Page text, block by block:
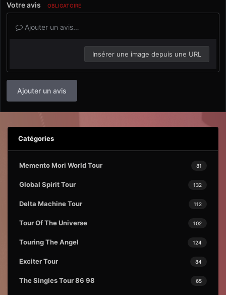
Votre avis OBLIGATOIRE
Ajouter un avis…
Insérer une image depuis une URL
Ajouter un avis
Catégories
81
Memento Mori World Tour
132
Global Spirit Tour
112
Delta Machine Tour
102
Tour Of The Universe
124
Touring The Angel
84
Exciter Tour
65
The Singles Tour 86 98